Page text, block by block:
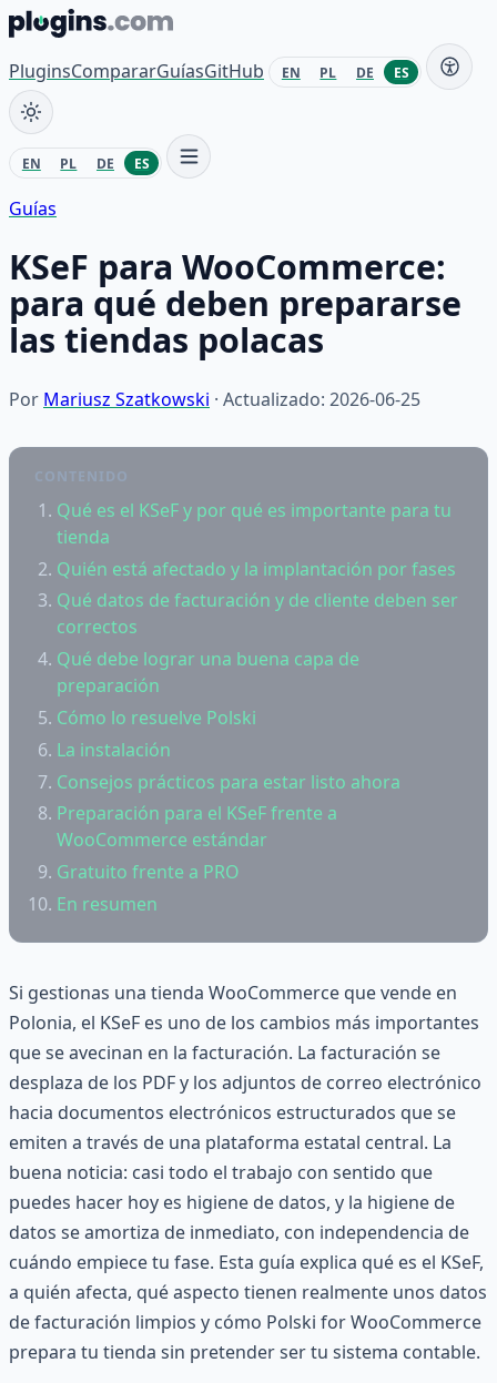
Saltar al contenido
PluginsCompararGuíasGitHub EN PL DE ES
EN PL DE ES
Guías
KSeF para WooCommerce:
para qué deben prepararse
las tiendas polacas
Por Mariusz Szatkowski · Actualizado: 2026-06-25
CONTENIDO
Qué es el KSeF y por qué es importante para tu
tienda
Quién está afectado y la implantación por fases
Qué datos de facturación y de cliente deben ser
correctos
Qué debe lograr una buena capa de
preparación
Cómo lo resuelve Polski
La instalación
Consejos prácticos para estar listo ahora
Preparación para el KSeF frente a
WooCommerce estándar
Gratuito frente a PRO
En resumen
Si gestionas una tienda WooCommerce que vende en
Polonia, el KSeF es uno de los cambios más importantes
que se avecinan en la facturación. La facturación se
desplaza de los PDF y los adjuntos de correo electrónico
hacia documentos electrónicos estructurados que se
emiten a través de una plataforma estatal central. La
buena noticia: casi todo el trabajo con sentido que
puedes hacer hoy es higiene de datos, y la higiene de
datos se amortiza de inmediato, con independencia de
cuándo empiece tu fase. Esta guía explica qué es el KSeF,
a quién afecta, qué aspecto tienen realmente unos datos
de facturación limpios y cómo Polski for WooCommerce
prepara tu tienda sin pretender ser tu sistema contable.